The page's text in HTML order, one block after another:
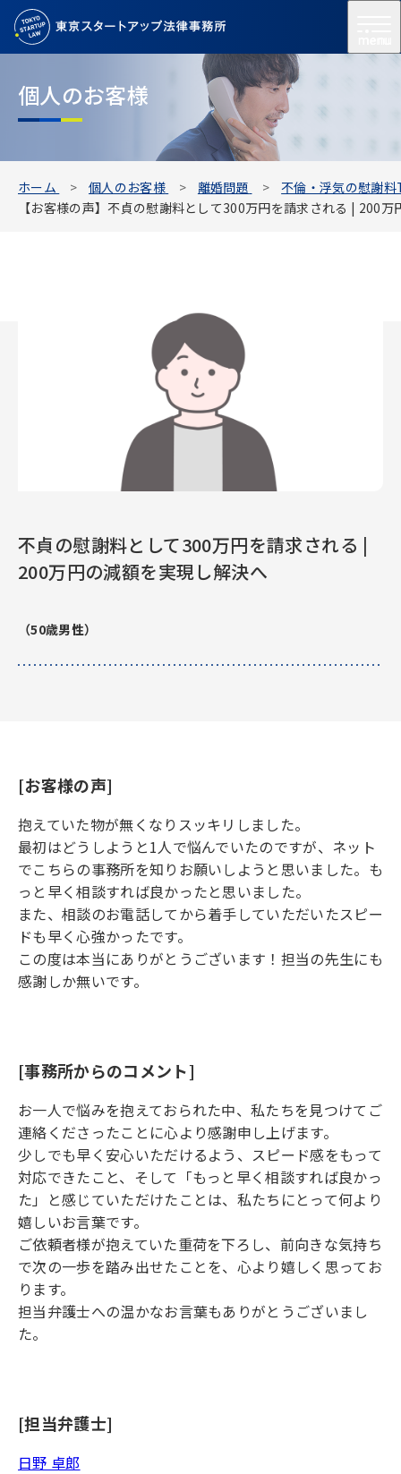
個人のお客様
ホーム 個人のお客様 離婚問題
不倫・浮気の慰謝料
【お客様の声】不貞の慰謝料として300万円を請求される | 200
不貞の慰謝料として300万円を請求される |
200万円の減額を実現し解決へ
（50歳男性）
[お客様の声]
抱えていた物が無くなりスッキリしました。
最初はどうしようと1人で悩んでいたのですが、ネット
でこちらの事務所を知りお願いしようと思いました。も
っと早く相談すれば良かったと思いました。
また、相談のお電話してから着手していただいたスピー
ドも早く心強かったです。
この度は本当にありがとうございます！担当の先生にも
感謝しか無いです。
[事務所からのコメント]
お一人で悩みを抱えておられた中、私たちを見つけてご
連絡くださったことに心より感謝申し上げます。
少しでも早く安心いただけるよう、スピード感をもって
対応できたこと、そして「もっと早く相談すれば良かっ
た」と感じていただけたことは、私たちにとって何より
嬉しいお言葉です。
ご依頼者様が抱えていた重荷を下ろし、前向きな気持ち
で次の一歩を踏み出せたことを、心より嬉しく思ってお
ります。
担当弁護士への温かなお言葉もありがとうございまし
た。
[担当弁護士]
日野 卓郎